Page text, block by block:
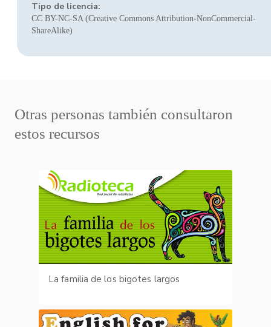
Tipo de licencia:
CC BY-NC-SA (Creative Commons Attribution-NonCommercial-
ShareAlike)
Otras personas también consultaron
estos recursos
La familia de los bigotes largos